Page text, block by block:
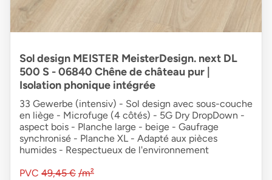
Sol design MEISTER MeisterDesign. next DL
500 S - 06840 Chêne de château pur |
Isolation phonique intégrée
33 Gewerbe (intensiv) - Sol design avec sous-couche
en liège - Microfuge (4 côtés) - 5G Dry DropDown -
aspect bois - Planche large - beige - Gaufrage
synchronisé - Planche XL - Adapté aux pièces
humides - Respectueux de l'environnement
PVC 49,45 € /m²